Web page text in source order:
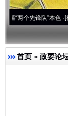
锋队”本色·[视频]牢记
首页 » 政要论